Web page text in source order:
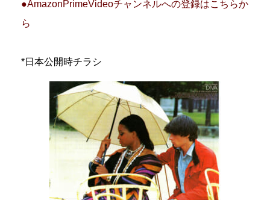
●AmazonPrimeVideoチャンネルへの登録はこちらか
ら
*日本公開時チラシ